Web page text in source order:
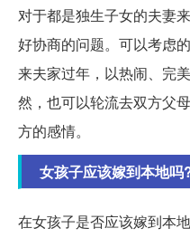
对于都是独生子女的夫妻
好协商的问题。可以考虑
来夫家过年，以热闹、完
然，也可以轮流去双方父
方的感情。
女孩子应该嫁到本地吗
在女孩子是否应该嫁到本